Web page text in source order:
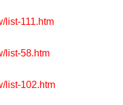
list-111.htm
list-58.htm
list-102.htm